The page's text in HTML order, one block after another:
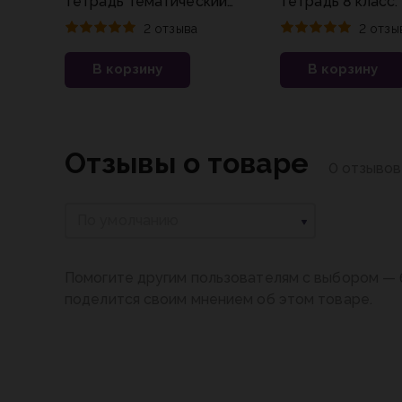
контроль 6 класс
2 отзыва
В корзину
Мерзляк
2
В корзину
Отзывы о товаре